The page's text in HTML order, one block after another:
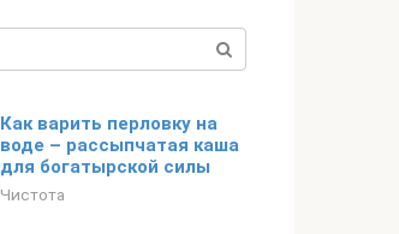
Как варить перловку на
воде – рассыпчатая каша
для богатырской силы
Чистота